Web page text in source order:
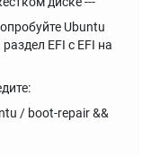
Ubuntu
EFI с EFI на
/ boot-repair &&